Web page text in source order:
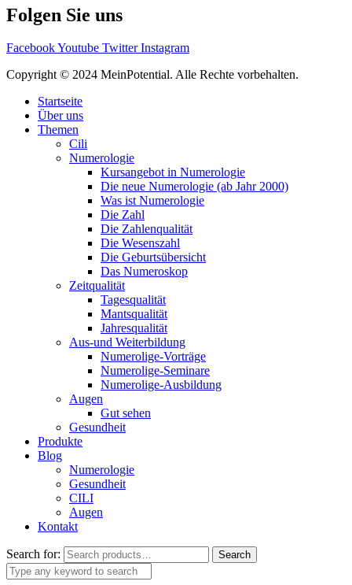
Folgen Sie uns
FacebookYoutube Twitter Instagram
Copyright © 2024 MeinPotential. Alle Rechte vorbehalten.
Startseite
Über uns
Themen
Cili
Numerologie
Kursangebot in Numerologie
Die neue Numerologie (ab Jahr 2000)
Was ist Numerologie
Die Zahl
Die Zahlenqualität
Die Wesenszahl
Die Geburtsübersicht
Das Numeroskop
Zeitqualität
Tagesqualität
Mantsqualität
Jahresqualität
Aus-und Weiterbildung
Numerolige-Vorträge
Numerolige-Seminare
Numerolige-Ausbildung
Augen
Gut sehen
Gesundheit
Produkte
Blog
Numerologie
Gesundheit
CILI
Augen
Kontakt
Search for: Search